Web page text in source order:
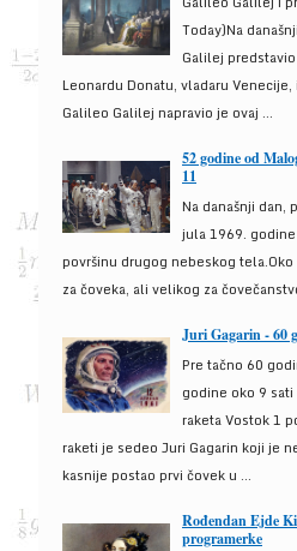
Today)Na
Galilej
Leonardu Donatu, vladaru
Galileo Galilej napravio je ovaj ...
52 godine od
11
Na današnji dan,
jula 1969.
površinu drugog nebeskog
za čoveka, ali velikog za
Juri Gagarin - 60
Pre tačno 60
godine oko 9
raketa Vostok 1
raketi je sedeo Juri Gagarin koji je
kasnije postao prvi čovek u ...
Rođendan Ejde
programerke